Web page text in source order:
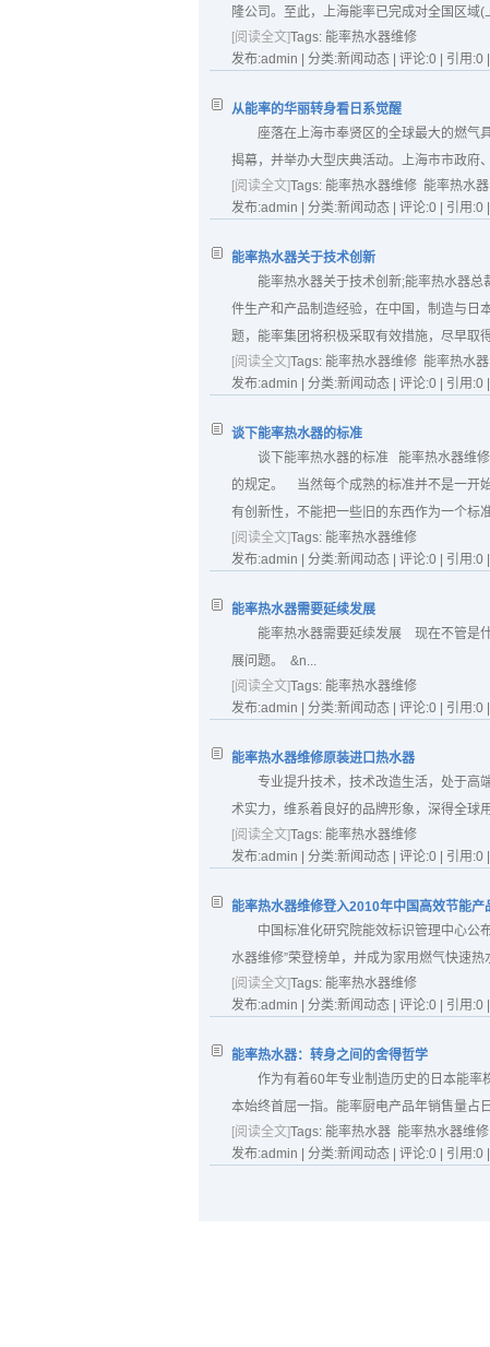
隆公司。至此，上海能率已完成对全国区域
[阅读全文]Tags: 能率热水器维修
发布:admin | 分类:新闻动态 | 评论:0 | 引用:0
从能率的华丽转身看日系觉醒
座落在上海市奉贤区的全球最大的燃气
揭幕，并举办大型庆典活动。上海市市政府
[阅读全文]Tags: 能率热水器维修 能率热水器
发布:admin | 分类:新闻动态 | 评论:0 | 引用:0
能率热水器关于技术创新
能率热水器关于技术创新;能率热水器
件生产和产品制造经验，在中国，制造与日
题，能率集团将积极采取有效措施，尽早取
[阅读全文]Tags: 能率热水器维修 能率热水器
发布:admin | 分类:新闻动态 | 评论:0 | 引用:0
谈下能率热水器的标准
谈下能率热水器的标准 能率热水器维
的规定。 当然每个成熟的标准并不是一开
有创新性，不能把一些旧的东西作为一个标
[阅读全文]Tags: 能率热水器维修
发布:admin | 分类:新闻动态 | 评论:0 | 引用:0
能率热水器需要延续发展
能率热水器需要延续发展 现在不管是
展问题。 &n...
[阅读全文]Tags: 能率热水器维修
发布:admin | 分类:新闻动态 | 评论:0 | 引用:0
能率热水器维修原装进口热水器
专业提升技术，技术改造生活，处于高
术实力，维系着良好的品牌形象，深得全
[阅读全文]Tags: 能率热水器维修
发布:admin | 分类:新闻动态 | 评论:0 | 引用:0
能率热水器维修登入2010年中国高效节能产
中国标准化研究院能效标识管理中心公
水器维修”荣登榜单，并成为家用燃气快速
[阅读全文]Tags: 能率热水器维修
发布:admin | 分类:新闻动态 | 评论:0 | 引用:0
能率热水器：转身之间的舍得哲学
作为有着60年专业制造历史的日本能率
本始终首屈一指。能率厨电产品年销售量占
[阅读全文]Tags: 能率热水器 能率热水器维修
发布:admin | 分类:新闻动态 | 评论:0 | 引用:0